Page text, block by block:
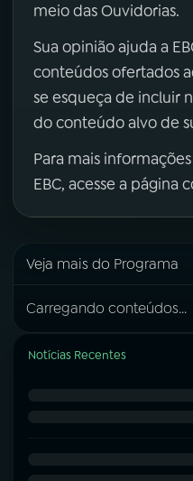
meio das Ouvidorias.
Sua opinião ajuda a
conteúdos ofertados
se esqueça de incluir
do conteúdo alvo de
Para mais
EBC, acesse a página
Veja mais do Programa
Carregando conteúdos...
Notícias Recentes